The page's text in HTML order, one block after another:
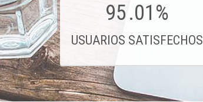
95.01%
USUARIOS SATISFECHOS